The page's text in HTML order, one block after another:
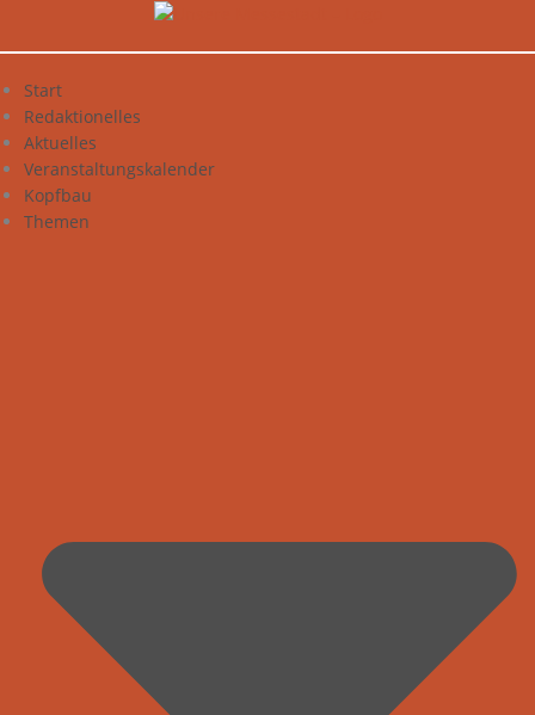
Start
Redaktionelles
Aktuelles
Veranstaltungskalender
Kopfbau
Themen